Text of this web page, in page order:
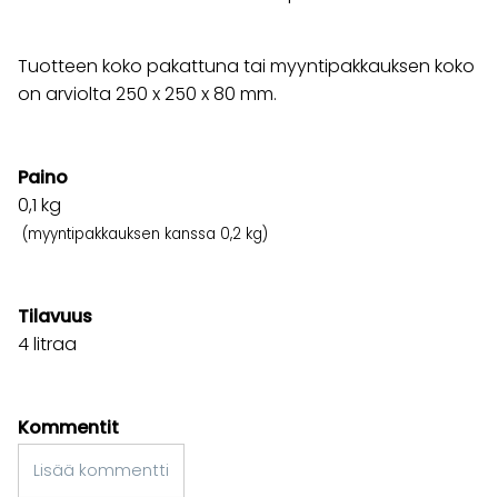
Tuotteen koko pakattuna tai myyntipakkauksen koko
on arviolta 250 x 250 x 80 mm.
Paino
0,1 kg
(myyntipakkauksen kanssa 0,2 kg)
Tilavuus
4 litraa
Kommentit
Lisää kommentti